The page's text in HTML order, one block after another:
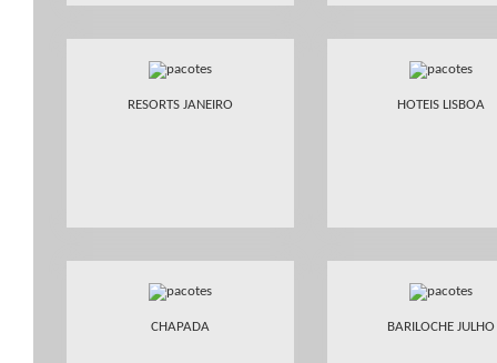
RESORTS JANEIRO HOTEIS LISBOA
CHAPADA BARILOCHE JULHO